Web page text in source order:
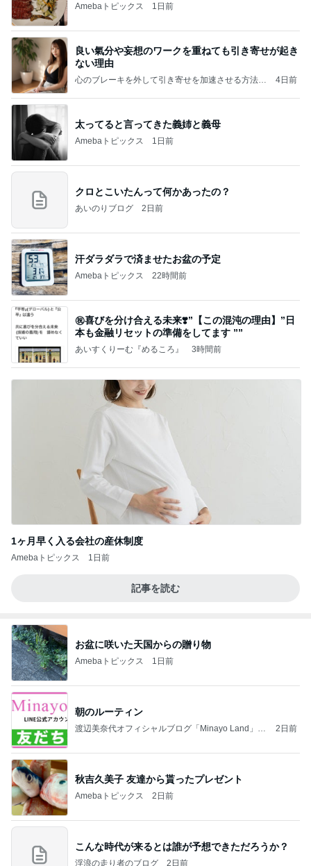
Amebaトピックス 1日前
良い氣分や妄想のワークを重ねても引き寄せが起き
ない理由
心のブレーキを外して引き寄せを加速させる方法：
4日前
太ってると言ってきた義姉と義母
Amebaトピックス 1日前
クロとこいたんって何かあったの？
あいのりブログ 2日前
汗ダラダラで済ませたお盆の予定
Amebaトピックス 22時間前
㊗️喜びを分け合える未来❣️”【この混沌の理由】”⽇
本も⾦融リセットの準備をしてます ””
あいすくりーむ『めるころ』 3時間前
1ヶ月早く入る会社の産休制度
Amebaトピックス 1日前
記事を読む
お盆に咲いた天国からの贈り物
Amebaトピックス 1日前
朝のルーティン
渡辺美奈代オフィシャルブログ「Minayo Land」P
2日前
秋吉久美子 友達から貰ったプレゼント
Amebaトピックス 2日前
こんな時代が来るとは誰が予想できただろうか？
浮浪の走り者のブログ 2日前